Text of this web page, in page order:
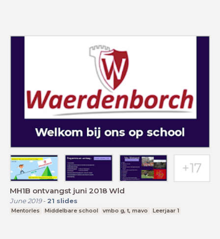
MH1B ontvangst juni 2018 Wld
June 2019- 21 slides
Mentorles Middelbare school vmbo g, t, mavo Leerjaar 1